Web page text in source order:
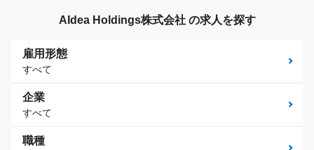
AIdea Holdings株式会社 の求人を探す
雇用形態
すべて
企業
すべて
職種